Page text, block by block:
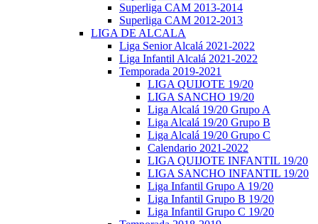
Superliga CAM 2013-2014
Superliga CAM 2012-2013
LIGA DE ALCALA
Liga Senior Alcalá 2021-2022
Liga Infantil Alcalá 2021-2022
Temporada 2019-2021
LIGA QUIJOTE 19/20
LIGA SANCHO 19/20
Liga Alcalá 19/20 Grupo A
Liga Alcalá 19/20 Grupo B
Liga Alcalá 19/20 Grupo C
Calendario 2021-2022
LIGA QUIJOTE INFANTIL 19/20
LIGA SANCHO INFANTIL 19/20
Liga Infantil Grupo A 19/20
Liga Infantil Grupo B 19/20
Liga Infantil Grupo C 19/20